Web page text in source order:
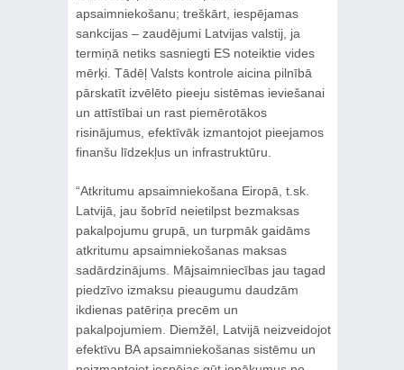
apsaimniekošanu; treškārt, iespējamas
sankcijas – zaudējumi Latvijas valstij, ja
termiņā netiks sasniegti ES noteiktie vides
mērķi. Tādēļ Valsts kontrole aicina pilnībā
pārskatīt izvēlēto pieeju sistēmas ieviešanai
un attīstībai un rast piemērotākos
risinājumus, efektīvāk izmantojot pieejamos
finanšu līdzekļus un infrastruktūru.
“Atkritumu apsaimniekošana Eiropā, t.sk.
Latvijā, jau šobrīd neietilpst bezmaksas
pakalpojumu grupā, un turpmāk gaidāms
atkritumu apsaimniekošanas maksas
sadārdzinājums. Mājsaimniecības jau tagad
piedzīvo izmaksu pieaugumu daudzām
ikdienas patēriņa precēm un
pakalpojumiem. Diemžēl, Latvijā neizveidojot
efektīvu BA apsaimniekošanas sistēmu un